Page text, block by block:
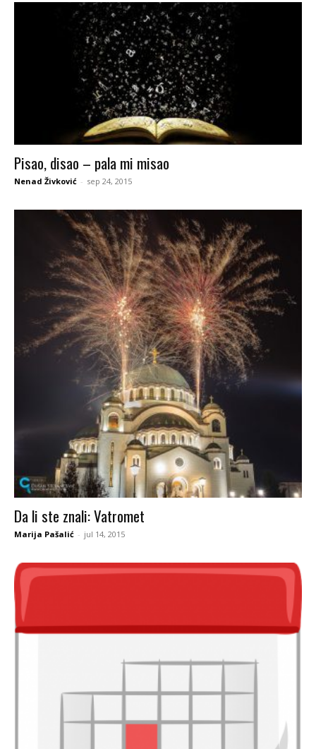
Pisao, disao – pala mi misao
Nenad Živković - sep 24, 2015
Da li ste znali: Vatromet
Marija Pašalić - jul 14, 2015